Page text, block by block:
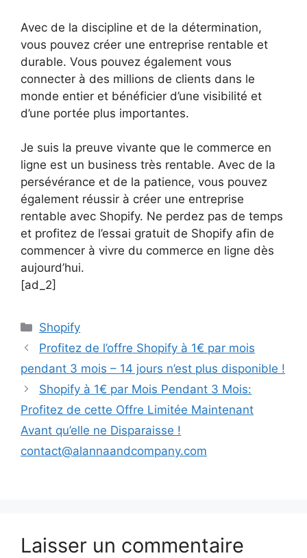
Avec de la discipline et de la détermination,
vous pouvez créer une entreprise rentable et
durable. Vous pouvez également vous
connecter à des millions de clients dans le
monde entier et bénéficier d’une visibilité et
d’une portée plus importantes.
Je suis la preuve vivante que le commerce en
ligne est un business très rentable. Avec de la
persévérance et de la patience, vous pouvez
également réussir à créer une entreprise
rentable avec Shopify. Ne perdez pas de temps
et profitez de l’essai gratuit de Shopify afin de
commencer à vivre du commerce en ligne dès
aujourd’hui.
[ad_2]
Catégories
Shopify
Profitez de l’offre Shopify à 1€ par mois
pendant 3 mois – 14 jours n’est plus disponible !
Shopify à 1€ par Mois Pendant 3 Mois:
Profitez de cette Offre Limitée Maintenant
Avant qu’elle ne Disparaisse !
contact@alannaandcompany.com
Laisser un commentaire